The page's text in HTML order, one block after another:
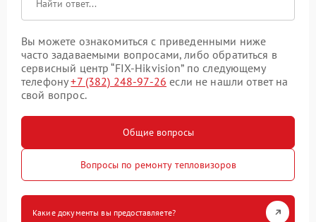
Вы можете ознакомиться с приведенными ниже
часто задаваемыми вопросами, либо обратиться в
сервисный центр “FIX-Hikvision” по следующему
телефону+7 (382) 248-97-26 если не нашли ответ на
свой вопрос.
Общие вопросы
Вопросы по ремонту тепловизоров
Какие документы вы предоставляете?